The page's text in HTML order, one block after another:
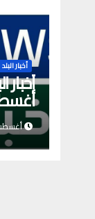
أخبار البلد
أغسطس 6,